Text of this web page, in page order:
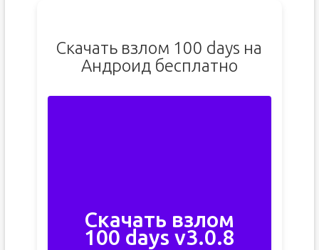
Скачать взлом 100 days на
Андроид бесплатно
Скачать взлом
100 days v3.0.8